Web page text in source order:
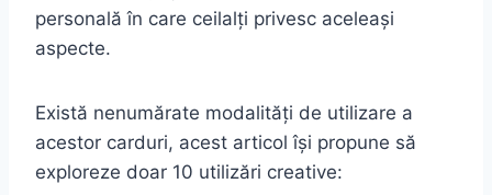
personală în care ceilalți privesc aceleași
aspecte.
Există nenumărate modalități de utilizare a
acestor carduri, acest articol își propune să
exploreze doar 10 utilizări creative: